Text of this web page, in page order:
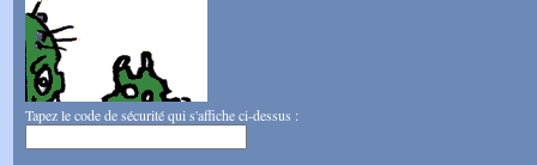
Tapez le code de sécurité qui s'affiche ci-dessus :